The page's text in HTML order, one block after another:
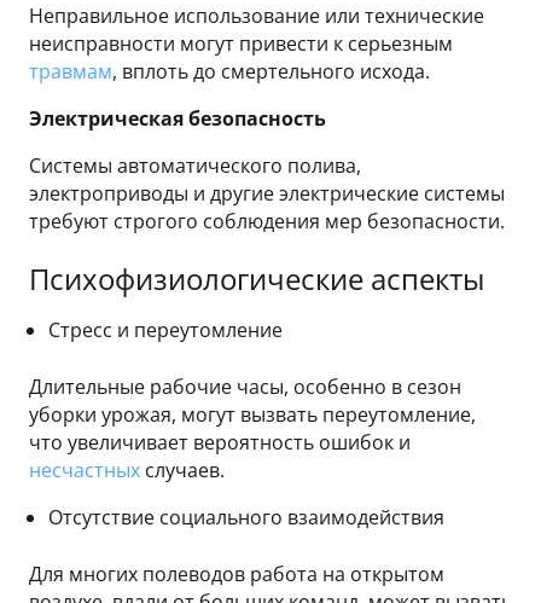
Неправильное использование или технические
неисправности могут привести к серьезным
травмам, вплоть до смертельного исхода.
Электрическая безопасность
Системы автоматического полива,
электроприводы и другие электрические системы
требуют строгого соблюдения мер безопасности.
Психофизиологические аспекты
Стресс и переутомление
Длительные рабочие часы, особенно в сезон
уборки урожая, могут вызвать переутомление,
что увеличивает вероятность ошибок и
несчастных случаев.
Отсутствие социального взаимодействия
Для многих полеводов работа на открытом